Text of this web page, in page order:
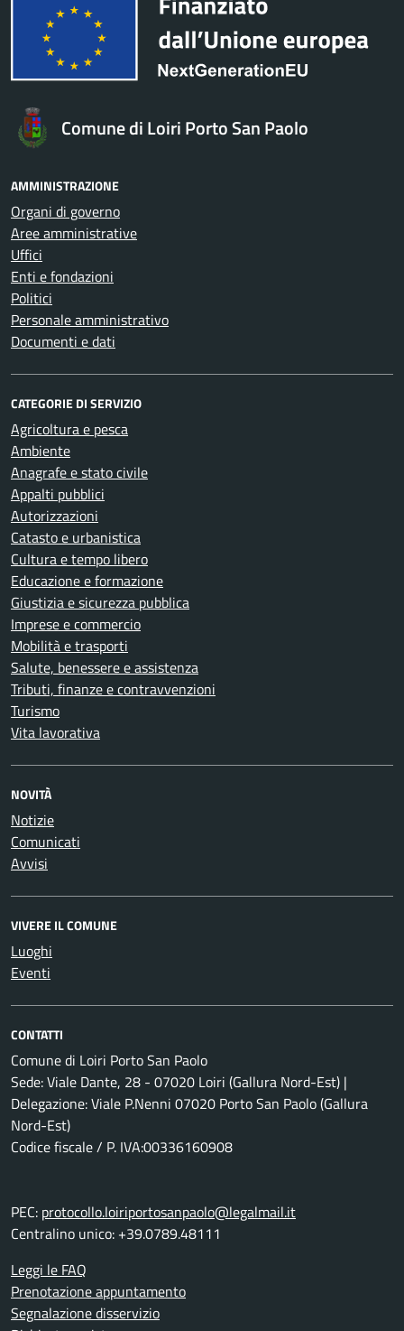
Comune di Loiri Porto San Paolo
AMMINISTRAZIONE
Organi di governo
Aree amministrative
Uffici
Enti e fondazioni
Politici
Personale amministrativo
Documenti e dati
CATEGORIE DI SERVIZIO
Agricoltura e pesca
Ambiente
Anagrafe e stato civile
Appalti pubblici
Autorizzazioni
Catasto e urbanistica
Cultura e tempo libero
Educazione e formazione
Giustizia e sicurezza pubblica
Imprese e commercio
Mobilità e trasporti
Salute, benessere e assistenza
Tributi, finanze e contravvenzioni
Turismo
Vita lavorativa
NOVITÀ
Notizie
Comunicati
Avvisi
VIVERE IL COMUNE
Luoghi
Eventi
CONTATTI
Comune di Loiri Porto San Paolo
Sede: Viale Dante, 28 - 07020 Loiri (Gallura Nord-Est) |
Delegazione: Viale P.Nenni 07020 Porto San Paolo (Gallura
Nord-Est)
Codice fiscale / P. IVA:00336160908
PEC: protocollo.loiriportosanpaolo@legalmail.it
Centralino unico: +39.0789.48111
Leggi le FAQ
Prenotazione appuntamento
Segnalazione disservizio